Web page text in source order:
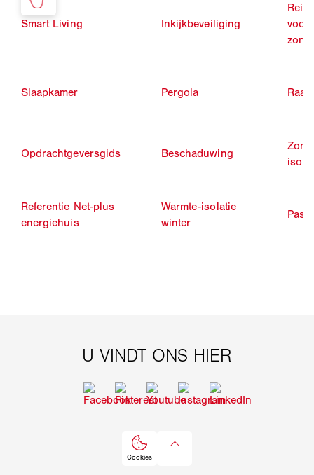
Smart Living Inkijkbeveiliging
voor
Slaapkamer Pergola
Opdrachtgeversgids Beschaduwing
Referentie Net-plus
energiehuis
Warmte-isolatie
winter